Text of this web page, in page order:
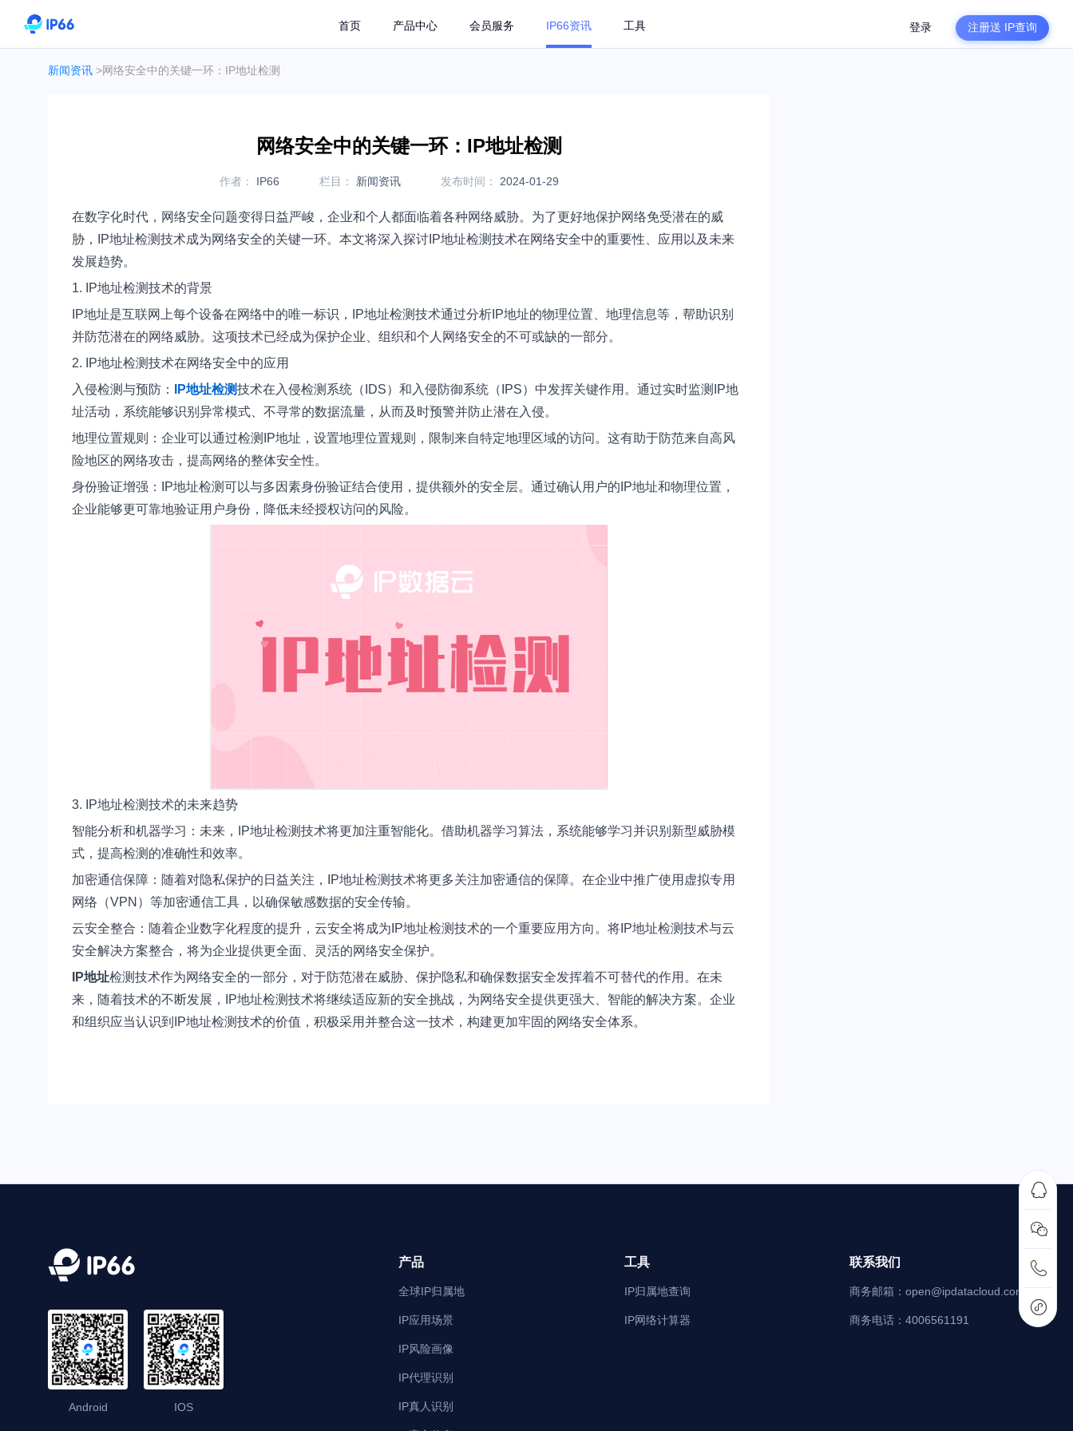
首页 产品中心 会员服务 IP66资讯 工具 登录 注册送 IP查询
新闻资讯 >网络安全中的关键一环：IP地址检测
网络安全中的关键一环：IP地址检测
作者： IP66 栏目： 新闻资讯 发布时间： 2024-01-29
在数字化时代，网络安全问题变得日益严峻，企业和个人都面临着各种网络威胁。为了更好地保护网络免受潜在的威
胁，IP地址检测技术成为网络安全的关键一环。本文将深入探讨IP地址检测技术在网络安全中的重要性、应用以及未来
发展趋势。
1. IP地址检测技术的背景
IP地址是互联网上每个设备在网络中的唯一标识，IP地址检测技术通过分析IP地址的物理位置、地理信息等，帮助识别
并防范潜在的网络威胁。这项技术已经成为保护企业、组织和个人网络安全的不可或缺的一部分。
2. IP地址检测技术在网络安全中的应用
入侵检测与预防：
IP地址检测技术在入侵检测系统（IDS）和入侵防御系统（IPS）中发挥关键作用。通过实时监测IP地
址活动，系统能够识别异常模式、不寻常的数据流量，从而及时预警并防止潜在入侵。
地理位置规则：企业可以通过检测IP地址，设置地理位置规则，限制来自特定地理区域的访问。这有助于防范来自高风
险地区的网络攻击，提高网络的整体安全性。
身份验证增强：IP地址检测可以与多因素身份验证结合使用，提供额外的安全层。通过确认用户的IP地址和物理位置，
企业能够更可靠地验证用户身份，降低未经授权访问的风险。
3. IP地址检测技术的未来趋势
智能分析和机器学习：未来，IP地址检测技术将更加注重智能化。借助机器学习算法，系统能够学习并识别新型威胁模
式，提高检测的准确性和效率。
加密通信保障：随着对隐私保护的日益关注，IP地址检测技术将更多关注加密通信的保障。在企业中推广使用虚拟专用
网络（VPN）等加密通信工具，以确保敏感数据的安全传输。
云安全整合：随着企业数字化程度的提升，云安全将成为IP地址检测技术的一个重要应用方向。将IP地址检测技术与云
安全解决方案整合，将为企业提供更全面、灵活的网络安全保护。
IP地址检测技术作为网络安全的一部分，对于防范潜在威胁、保护隐私和确保数据安全发挥着不可替代的作用。在未
来，随着技术的不断发展，IP地址检测技术将继续适应新的安全挑战，为网络安全提供更强大、智能的解决方案。企业
和组织应当认识到IP地址检测技术的价值，积极采用并整合这一技术，构建更加牢固的网络安全体系。
Android IOS
产品
全球IP归属地
IP应用场景
IP风险画像
IP代理识别
IP真人识别
工具
IP归属地查询
IP网络计算器
联系我们
商务邮箱：open@ipdatacloud.com
商务电话：4006561191



